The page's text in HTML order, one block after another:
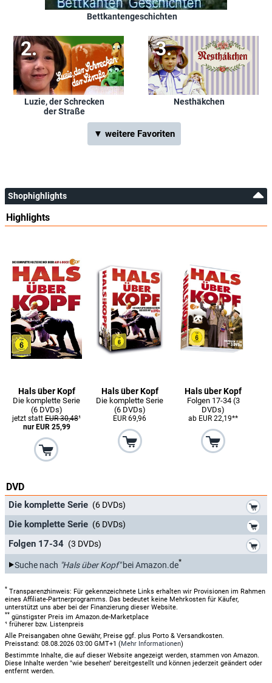
Bettkantengeschichten
Luzie, der Schrecken
der Straße
Nesthäkchen
▼ weitere Favoriten
Shophighlights
Highlights
Hals über Kopf
Die komplette Serie
(6 DVDs)
jetzt stattEUR 30,48¹
nur EUR 25,99
Hals über Kopf
Die komplette Serie
(6 DVDs)
EUR 69,96
Hals über Kopf
Folgen 17-34 (3
DVDs)
ab EUR 22,19**
DVD
Die komplette Serie (6 DVDs)
Die komplette Serie (6 DVDs)
Folgen 17-34 (3 DVDs)
Suche nach "Hals über Kopf"bei Amazon.de*
* Transparenzhinweis: Für gekennzeichnete Links erhalten wir Provisionen im Rahmen
eines Affiliate-Partnerprogramms. Das bedeutet keine Mehrkosten für Käufer,
unterstützt uns aber bei der Finanzierung dieser Website.
** günstigster Preis im Amazon.de-Marketplace
¹ früherer bzw. Listenpreis
Alle Preisangaben ohne Gewähr, Preise ggf. plus Porto & Versandkosten.
Preisstand: 08.08.2026 03:00 GMT+1 (Mehr Informationen)
Bestimmte Inhalte, die auf dieser Website angezeigt werden, stammen von Amazon.
Diese Inhalte werden "wie besehen" bereitgestellt und können jederzeit geändert oder
entfernt werden.